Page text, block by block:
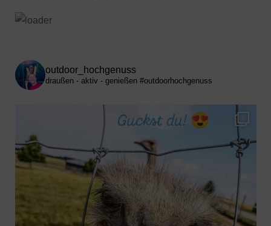
outdoor_hochgenuss
draußen - aktiv - genießen #outdoorhochgenuss